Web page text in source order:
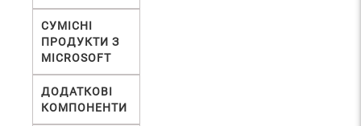
СУМІСНІ
ПРОДУКТИ З
MICROSOFT
ДОДАТКОВІ
КОМПОНЕНТИ